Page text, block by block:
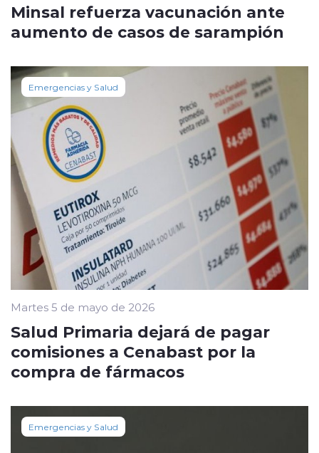
Minsal refuerza vacunación ante
aumento de casos de sarampión
Emergencias y Salud
Martes 5 de mayo de 2026
Salud Primaria dejará de pagar
comisiones a Cenabast por la
compra de fármacos
Emergencias y Salud